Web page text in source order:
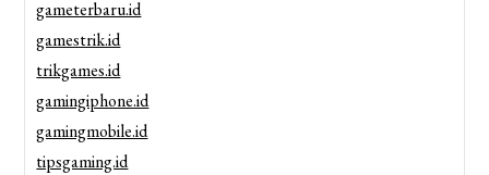
gameterbaru.id
gamestrik.id
trikgames.id
gamingiphone.id
gamingmobile.id
tipsgaming.id